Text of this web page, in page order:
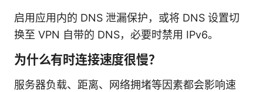
启用应用内的 DNS 泄漏保护，或将 DNS 设置切
换至 VPN 自带的 DNS，必要时禁用 IPv6。
为什么有时连接速度很慢？
服务器负载、距离、网络拥堵等因素都会影响速